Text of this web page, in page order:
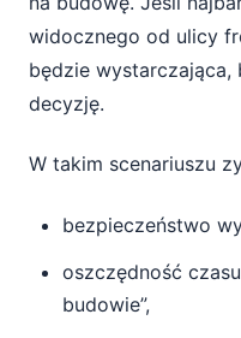
widocznego od ulicy
będzie
decyzję.
W takim scenariuszu
bezpieczeństwo
oszczędność
budowie”,